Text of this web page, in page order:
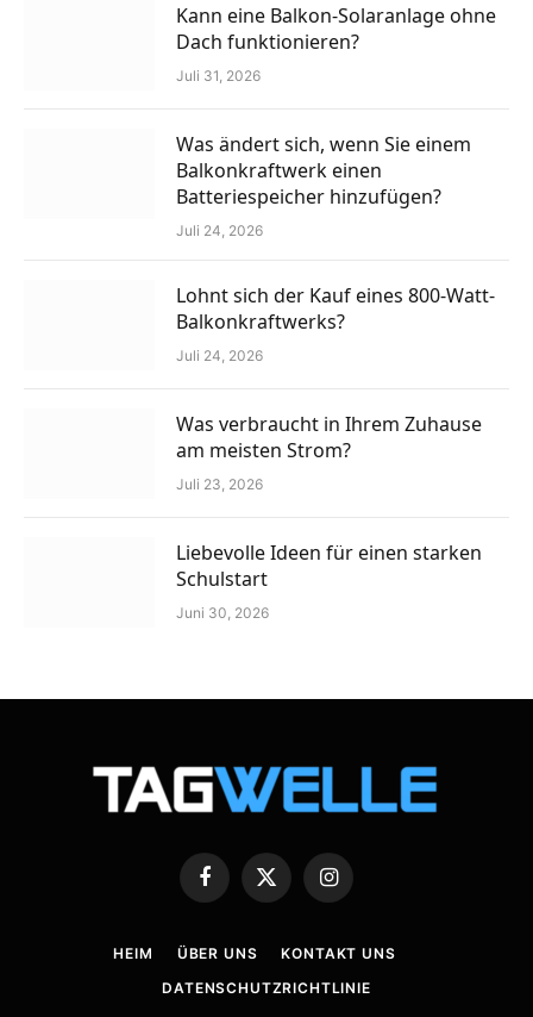
Kann eine Balkon-Solaranlage ohne
Dach funktionieren?
Juli 31, 2026
Was ändert sich, wenn Sie einem
Balkonkraftwerk einen
Batteriespeicher hinzufügen?
Juli 24, 2026
Lohnt sich der Kauf eines 800-Watt-
Balkonkraftwerks?
Juli 24, 2026
Was verbraucht in Ihrem Zuhause
am meisten Strom?
Juli 23, 2026
Liebevolle Ideen für einen starken
Schulstart
Juni 30, 2026
Facebook
X
(Twitter)
Instagram
HEIM ÜBER UNS
KONTAKT UNS
DATENSCHUTZRICHTLINIE